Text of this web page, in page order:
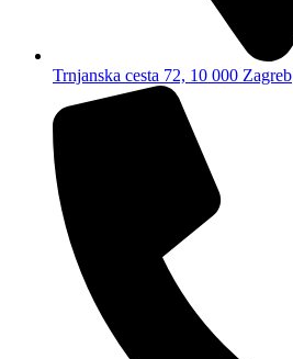
Trnjanska cesta 72, 10 000 Zagreb